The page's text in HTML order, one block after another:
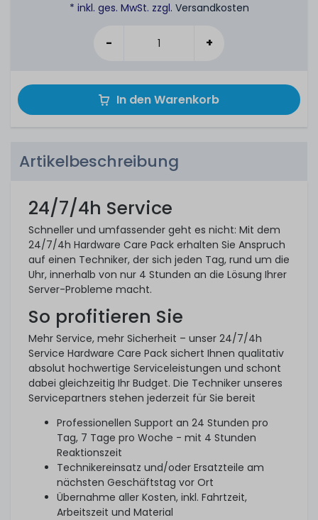
* inkl. ges. MwSt. zzgl. Versandkosten
- +
In den Warenkorb
Artikelbeschreibung
24/7/4h Service
Schneller und umfassender geht es nicht: Mit dem
24/7/4h Hardware Care Pack erhalten Sie Anspruch
auf einen Techniker, der sich jeden Tag, rund um die
Uhr, innerhalb von nur 4 Stunden an die Lösung Ihrer
Server-Probleme macht.
So profitieren Sie
Mehr Service, mehr Sicherheit – unser 24/7/4h
Service Hardware Care Pack sichert Ihnen qualitativ
absolut hochwertige Serviceleistungen und schont
dabei gleichzeitig Ihr Budget. Die Techniker unseres
Servicepartners stehen jederzeit für Sie bereit
Professionellen Support an 24 Stunden pro
Tag, 7 Tage pro Woche - mit 4 Stunden
Reaktionszeit
Technikereinsatz und/oder Ersatzteile am
nächsten Geschäftstag vor Ort
Übernahme aller Kosten, inkl. Fahrtzeit,
Arbeitszeit und Material